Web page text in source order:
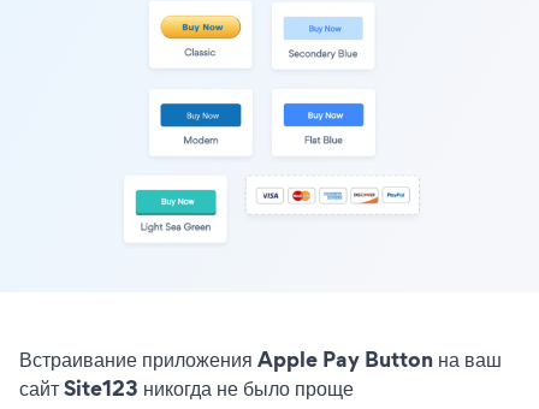
Встраивание приложения Apple Pay Button на ваш
сайт Site123 никогда не было проще